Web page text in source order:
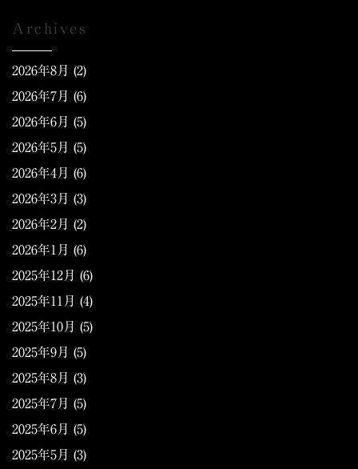
Archives
2026年8月 (2)
2026年7月 (6)
2026年6月 (5)
2026年5月 (5)
2026年4月 (6)
2026年3月 (3)
2026年2月 (2)
2026年1月 (6)
2025年12月 (6)
2025年11月 (4)
2025年10月 (5)
2025年9月 (5)
2025年8月 (3)
2025年7月 (5)
2025年6月 (5)
2025年5月 (3)